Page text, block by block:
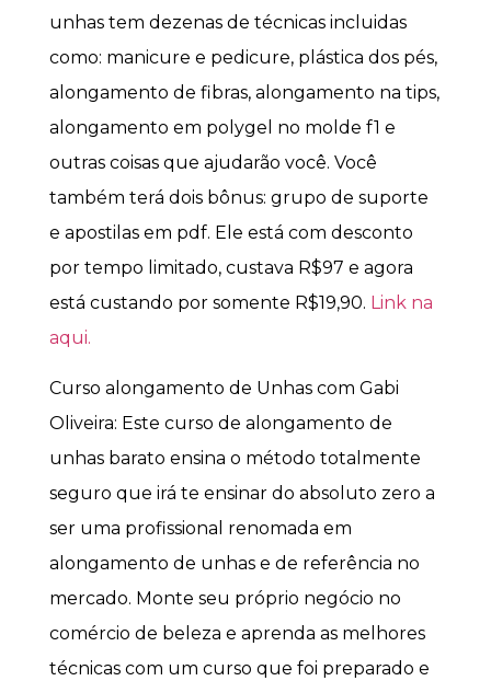
unhas tem dezenas de técnicas incluidas
como: manicure e pedicure, plástica dos pés,
alongamento de fibras, alongamento na tips,
alongamento em polygel no molde f1 e
outras coisas que ajudarão você. Você
também terá dois bônus: grupo de suporte
e apostilas em pdf. Ele está com desconto
por tempo limitado, custava R$97 e agora
está custando por somente R$19,90. Link na
aqui.
Curso alongamento de Unhas com Gabi
Oliveira: Este curso de alongamento de
unhas barato ensina o método totalmente
seguro que irá te ensinar do absoluto zero a
ser uma profissional renomada em
alongamento de unhas e de referência no
mercado. Monte seu próprio negócio no
comércio de beleza e aprenda as melhores
técnicas com um curso que foi preparado e